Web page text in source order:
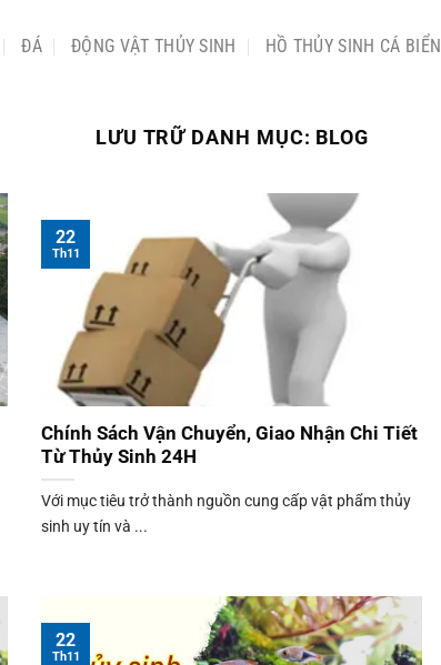
ĐÁ ĐỘNG VẬT THỦY SINH HỒ THỦY SINH CÁ BIỂN
LƯU TRỮ DANH MỤC: BLOG
Chính Sách Vận Chuyển, Giao Nhận Chi Tiết
Từ Thủy Sinh 24H
Với mục tiêu trở thành nguồn cung cấp vật phẩm thủy
sinh uy tín và ...
22
Th11
22
Th11